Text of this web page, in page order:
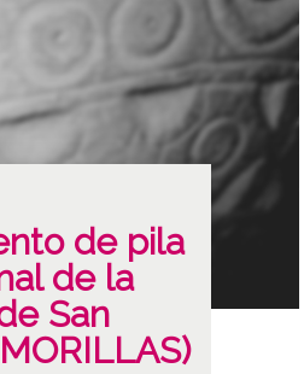
de pila
de la
San